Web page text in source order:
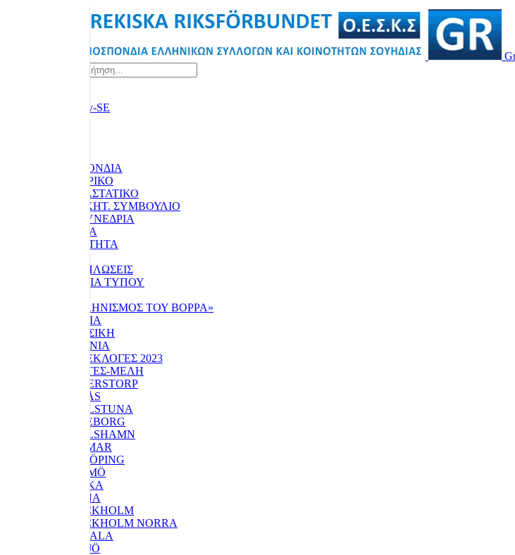
Η ΟΜΟΣΠΟΝΔΙΑ
ΙΣΤΟΡΙΚΟ
ΚΑΤΑΣΤΑΤΙΚΟ
ΔΙΟΙΚΗΤ. ΣΥΜΒΟΥΛΙΟ
ΤΑ ΣΥΝΕΔΡΙΑ
ΥΛΙΚΑ
ΕΠΙΚΑΙΡΟΤΗΤΑ
ΕΚΔΗΛΩΣΕΙΣ
ΔΕΛΤΙΑ ΤΥΠΟΥ
«ΕΛΛΗΝΙΣΜΟΣ ΤΟΥ ΒΟΡΡΑ»
ΒΙΒΛΙΑ
ΜΟΥΣΙΚΗ
ΕΠΙΚΟΙΝΩΝΙΑ
ΕΘΝΙΚΕΣ ΕΚΛΟΓΕΣ 2023
ΚΟΙΝΟΤΗΤΕΣ-ΜΕΛΗ
ANDERSTORP
BORÅS
ESKILSTUNA
GÖTEBORG
KARLSHAMN
KALMAR
LINKÖPING
MALMÖ
NACKA
SOLNA
STOCKHOLM
STOCKHOLM NORRA
UPPSALA
VÄXJÖ